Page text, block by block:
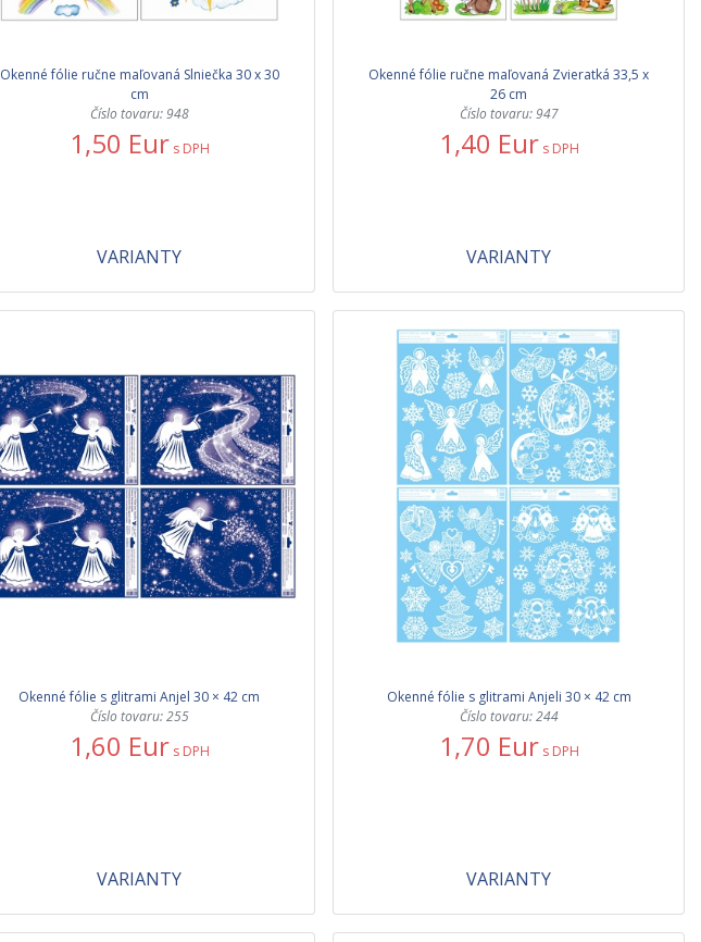
Okenné fólie ručne maľovaná Slniečka 30 x 30
cm
Číslo tovaru: 948
1,50 Eur s DPH
VARIANTY
Okenné fólie ručne maľovaná Zvieratká 33,5 x
26 cm
Číslo tovaru: 947
1,40 Eur s DPH
VARIANTY
Okenné fólie s glitrami Anjel 30 × 42 cm
Číslo tovaru: 255
1,60 Eur s DPH
VARIANTY
Okenné fólie s glitrami Anjeli 30 × 42 cm
Číslo tovaru: 244
1,70 Eur s DPH
VARIANTY